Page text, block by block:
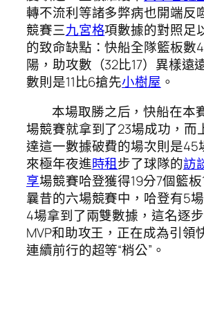
轉不流利等諸多弊病也開端反
競賽三九宮格項數據的對照足
的致命缺點：快船全隊籃板數
陽，助攻數（32比17）異樣遠
數則是11比6搶先小樹屋 。
本場取勝之后，快船在本
場競賽就拿到了23場成功，而
達這一數據破費的場次則是45
來極年夜進時租步了球隊的訪
享場競賽哈登獲得19分7個籃
曩昔的六場競賽中，哈登有5
4場拿到了兩雙數據，這名逐
MVP和助攻王，正在成為引領
連續前行的超等“梢公”。